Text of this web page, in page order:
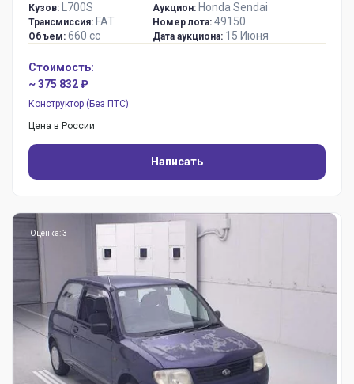
Кузов:
L700S
Трансмиссия: FAT
Объем: 660 сс
Аукцион: Honda Sendai
Номер лота: 49150
Дата аукциона: 15 Июня
Стоимость:
~ 375 832 ₽
Конструктор (Без ПТС)
Цена в России
Написать
Оценка: 3